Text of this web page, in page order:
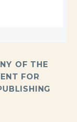
OF THE
FOR